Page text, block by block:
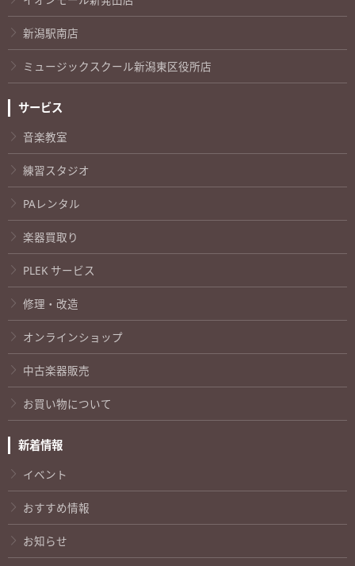
新潟駅南店
ミュージックスクール新潟東区役所店
サービス
音楽教室
練習スタジオ
PAレンタル
楽器買取り
PLEK サービス
修理・改造
オンラインショップ
中古楽器販売
お買い物について
新着情報
イベント
おすすめ情報
お知らせ